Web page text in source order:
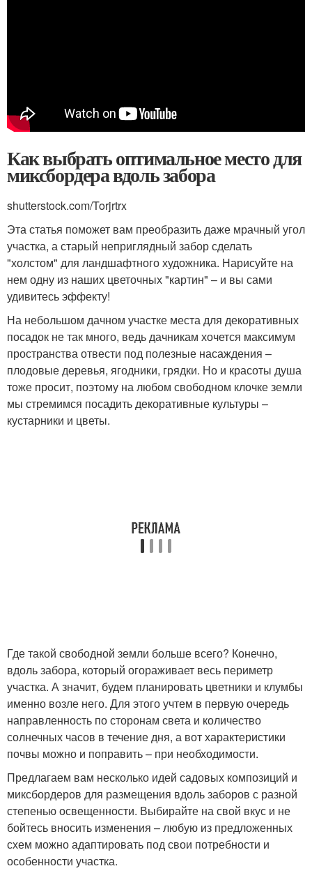
Как выбрать оптимальное место для
миксбордера вдоль забора
shutterstock.com/Torjrtrx
Эта статья поможет вам преобразить даже мрачный угол
участка, а старый неприглядный забор сделать
"холстом" для ландшафтного художника. Нарисуйте на
нем одну из наших цветочных "картин" – и вы сами
удивитесь эффекту!
На небольшом дачном участке места для декоративных
посадок не так много, ведь дачникам хочется максимум
пространства отвести под полезные насаждения –
плодовые деревья, ягодники, грядки. Но и красоты душа
тоже просит, поэтому на любом свободном клочке земли
мы стремимся посадить декоративные культуры –
кустарники и цветы.
Где такой свободной земли больше всего? Конечно,
вдоль забора, который огораживает весь периметр
участка. А значит, будем планировать цветники и клумбы
именно возле него. Для этого учтем в первую очередь
направленность по сторонам света и количество
солнечных часов в течение дня, а вот характеристики
почвы можно и поправить – при необходимости.
Предлагаем вам несколько идей садовых композиций и
миксбордеров для размещения вдоль заборов с разной
степенью освещенности. Выбирайте на свой вкус и не
бойтесь вносить изменения – любую из предложенных
схем можно адаптировать под свои потребности и
особенности участка.